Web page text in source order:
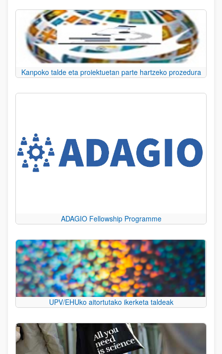
Kanpoko talde eta proiektuetan parte hartzeko prozedura
ADAGIO Fellowship Programme
UPV/EHUko aitortutako ikerketa taldeak